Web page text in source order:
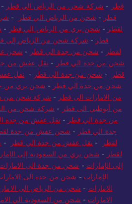
قطر - شركة شحن من الرياض الي قطر -
قطر - شحن من الرياض الي قطر -
لقطر - شحن بري من الرياض الي قطر -
قطر - شركة شحن من الرياض إلى
لقطر - شحن من جدة الي قطر - شحن
شحن من جدة الي قطر - نقل عفش من
قطر
- شحن من جدة الي قطر - نقل
شحن من جدة الي قطر - شحن بري من
من الامارات الى قطر - شركة شحن من
من أبوظبي الى قطر - شركة شحن من
من جدة الي قطر - نقل عفش من جدة
جدة الي قطر - شحن عفش من جدة
لقطر
- نقل عفش من جدة الي قطر -
لقطر - شحن بري من السعودية إلى
إلى الإمارات - شحن من جدة الى الامارات
الإمارات - شحن من جدة الى
للامارات - شحن من الرياض الى
الامارات - شحن من السعودية الي